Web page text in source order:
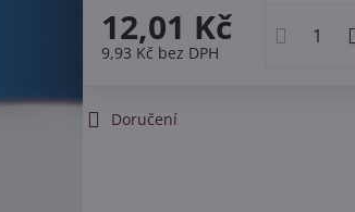
12,01 Kč
9,93 Kč bez DPH
Doručení